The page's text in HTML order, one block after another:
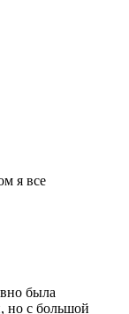
я все
была
но с большой